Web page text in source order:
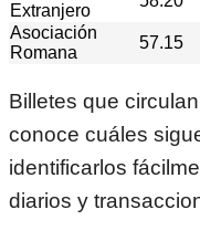
Extranjero
Asociación
Romana
57.15
Billetes que
conoce cuáles
identificarlos
diarios y